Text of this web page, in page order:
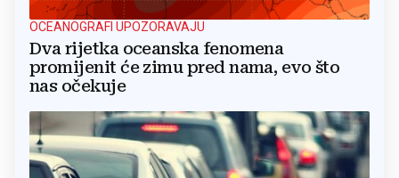
OCEANOGRAFI UPOZORAVAJU
Dva rijetka oceanska fenomena
promijenit će zimu pred nama, evo što
nas očekuje